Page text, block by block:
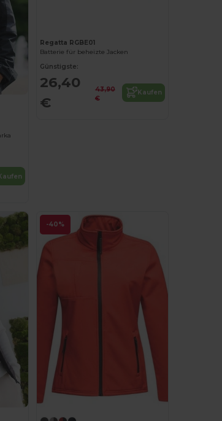
Regatta RGBE01
Batterie für beheizte Jacken
Günstigste:
26,40
€
43,90
€
Kaufen
-40%